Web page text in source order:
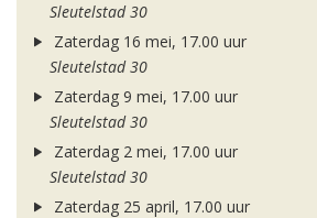
Sleutelstad 30
Zaterdag 16 mei, 17.00 uur
Sleutelstad 30
Zaterdag 9 mei, 17.00 uur
Sleutelstad 30
Zaterdag 2 mei, 17.00 uur
Sleutelstad 30
Zaterdag 25 april, 17.00 uur